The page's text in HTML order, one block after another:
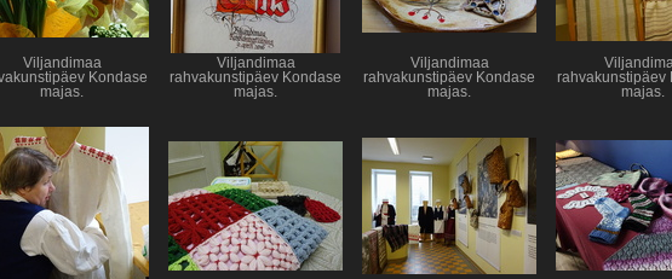
Viljandimaa
Kondase
majas.
Viljandimaa
rahvakunstipäev Kondase
majas.
Viljandimaa
rahvakunstipäev Kondase
majas.
rahvakunstipäev
majas.